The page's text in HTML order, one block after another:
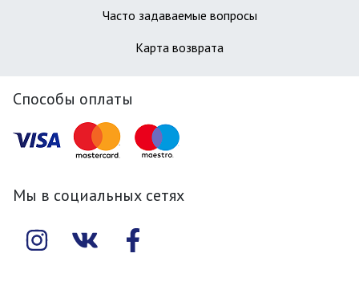
Часто задаваемые вопросы
Карта возврата
Способы оплаты
Мы в социальных сетях